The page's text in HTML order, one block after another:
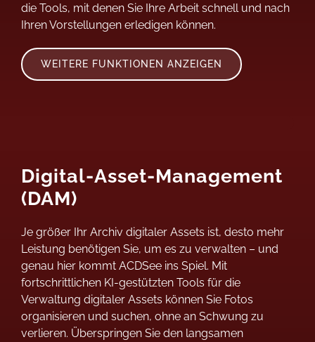
die Tools, mit denen Sie Ihre Arbeit schnell und nach
Ihren Vorstellungen erledigen können.
WEITERE FUNKTIONEN ANZEIGEN
Digital-Asset-Management
(DAM)
Je größer Ihr Archiv digitaler Assets ist, desto mehr
Leistung benötigen Sie, um es zu verwalten – und
genau hier kommt ACDSee ins Spiel. Mit
fortschrittlichen KI-gestützten Tools für die
Verwaltung digitaler Assets können Sie Fotos
organisieren und suchen, ohne an Schwung zu
verlieren. Überspringen Sie den langsamen